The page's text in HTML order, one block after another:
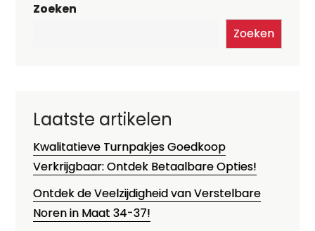
Zoeken
Zoeken
Laatste artikelen
Kwalitatieve Turnpakjes Goedkoop
Verkrijgbaar: Ontdek Betaalbare Opties!
Ontdek de Veelzijdigheid van Verstelbare
Noren in Maat 34-37!